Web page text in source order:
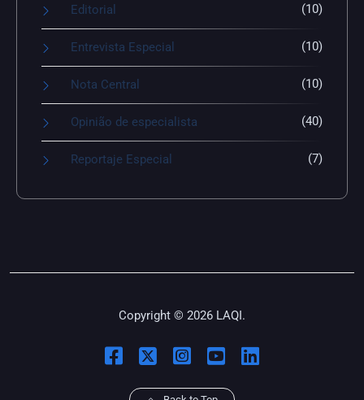
Editorial (10)
Entrevista Especial (10)
Nota Central (10)
Opinião de especialista (40)
Reportaje Especial (7)
Copyright © 2026 LAQI.